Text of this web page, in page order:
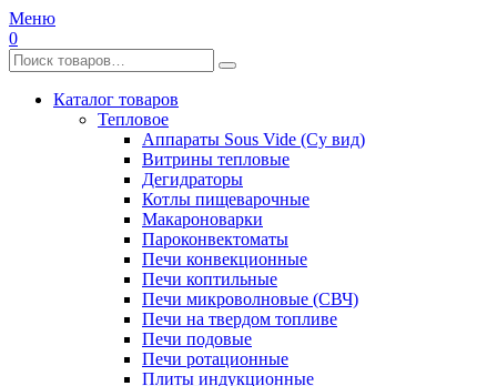
Меню
0
Каталог товаров
Тепловое
Аппараты Sous Vide (Су вид)
Витрины тепловые
Дегидраторы
Котлы пищеварочные
Макароноварки
Пароконвектоматы
Печи конвекционные
Печи коптильные
Печи микроволновые (СВЧ)
Печи на твердом топливе
Печи подовые
Печи ротационные
Плиты индукционные